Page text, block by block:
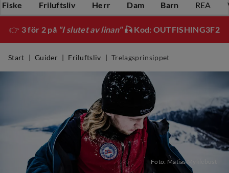
Fiske Friluftsliv Herr Dam Barn REA
👉 3 för 2 på "I slutet av linan"🎣 Kod: OUTFISHING3F2
Start Guider Friluftsliv Trelagsprinsippet
Foto: Matias Myklebust